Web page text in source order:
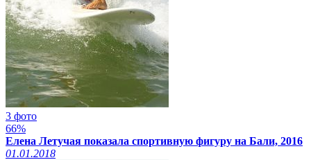
3 фото
66%
Елена Летучая показала спортивную фигуру на Бали, 2016
01.01.2018